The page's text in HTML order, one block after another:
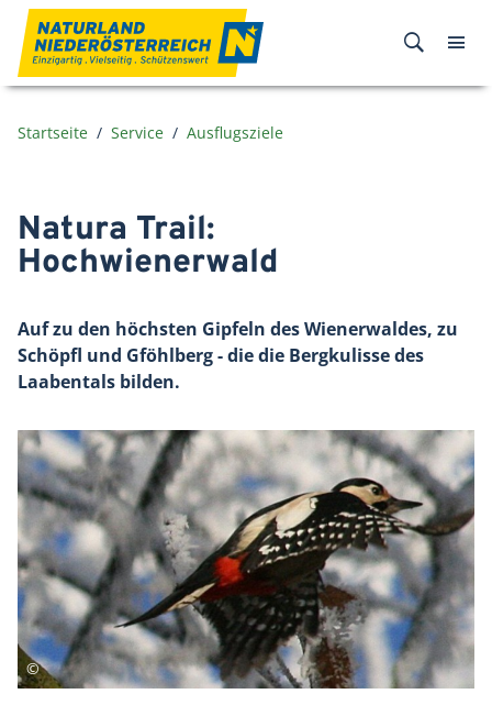
Zum Inhalt
Startseite Service Ausflugsziele
Natura Trail:
Hochwienerwald
Auf zu den höchsten Gipfeln des Wienerwaldes, zu
Schöpfl und Gföhlberg - die die Bergkulisse des
Laabentals bilden.